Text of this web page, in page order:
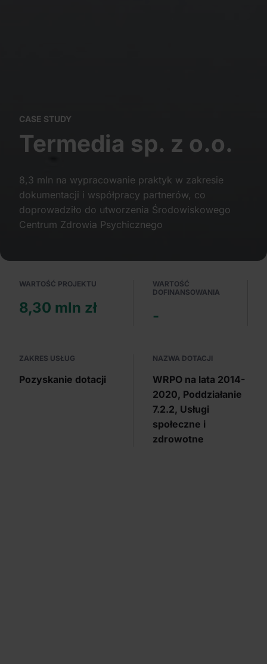
CASE STUDY
Termedia sp. z o.o.
8,3 mln na wypracowanie praktyk w zakresie
dokumentacji i współpracy partnerów, co
doprowadziło do utworzenia Środowiskowego
Centrum Zdrowia Psychicznego
WARTOŚĆ PROJEKTU
8,30 mln zł
WARTOŚĆ
DOFINANSOWANIA
-
ZAKRES USŁUG
Pozyskanie dotacji
NAZWA DOTACJI
WRPO na lata 2014-
2020, Poddziałanie
7.2.2, Usługi
społeczne i
zdrowotne